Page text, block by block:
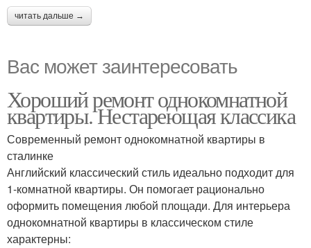
читать дальше →
Вас может заинтересовать
Хороший ремонт однокомнатной
квартиры. Нестареющая классика
Современный ремонт однокомнатной квартиры в
сталинке
Английский классический стиль идеально подходит для
1-комнатной квартиры. Он помогает рационально
оформить помещения любой площади. Для интерьера
однокомнатной квартиры в классическом стиле
характерны: